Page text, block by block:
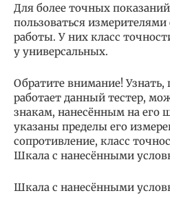
Для более точных
пользоваться
работы. У них класс
у универсальных.
Обратите внимание!
работает данный тестер,
знакам, нанесённым на его
указаны пределы его
сопротивление, класс
Шкала с нанесёнными
Шкала с нанесёнными